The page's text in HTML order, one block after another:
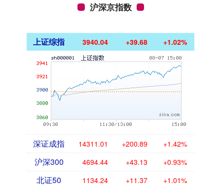
沪深京指数
上证综指 3940.04 +39.68 +1.02%
深证成指 14311.01 +200.89 +1.42%
沪深300 4694.44 +43.13 +0.93%
北证50 1134.24 +11.37 +1.01%